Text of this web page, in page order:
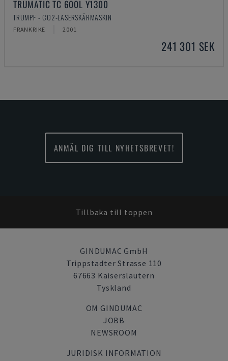
TRUMATIC TC 600L Y1300
TRUMPF - CO2-LASERSKÄRMASKIN
FRANKRIKE 2001
241 301 SEK
ANMÄL DIG TILL NYHETSBREVET!
Tillbaka till toppen
GINDUMAC GmbH
Trippstadter Strasse 110
67663 Kaiserslautern
Tyskland
OM GINDUMAC
JOBB
NEWSROOM
JURIDISK INFORMATION